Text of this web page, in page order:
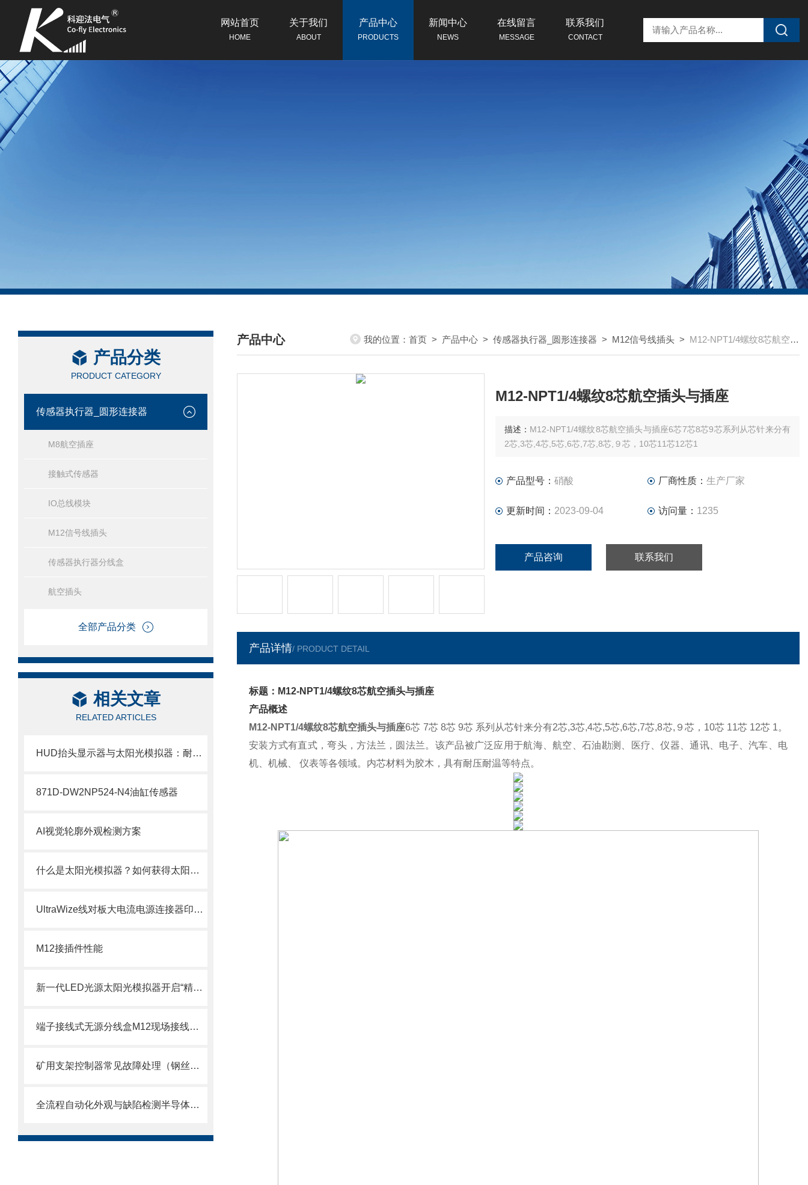
网站首页
HOME
关于我们
ABOUT
产品中心
PRODUCTS
新闻中心
NEWS
在线留言
MESSAGE
联系我们
CONTACT
产品分类
PRODUCT CATEGORY
传感器执行器_圆形连接器
M8航空插座
接触式传感器
IO总线模块
M12信号线插头
传感器执行器分线盒
航空插头
全部产品分类
相关文章
RELATED ARTICLES
HUD抬头显示器与太阳光模拟器：耐阳光倒灌性能的深度剖析
871D-DW2NP524-N4油缸传感器
AI视觉轮廓外观检测方案
什么是太阳光模拟器？如何获得太阳光的模拟光源？
UltraWize线对板大电流电源连接器印刷电路插座头
M12接插件性能
新一代LED光源太阳光模拟器开启“精准、长寿命、可定制”的光伏测试新纪元
端子接线式无源分线盒M12现场接线式接插件
矿用支架控制器常见故障处理（钢丝编织护套连接器）
全流程自动化外观与缺陷检测半导体存储器AOI 视觉检测系统
产品中心
/ PRODUCTS CENTER
我的位置：首页 > 产品中心 >传感器执行器_圆形连接器 > M12信号线插头 > M12-NPT1/4螺纹8芯航空插头与插座
M12-NPT1/4螺纹8芯航空插头与插座
描述： M12-NPT1/4螺纹8芯航空插头与插座6芯7芯8芯9芯系列从芯针来分有
2芯,3芯,4芯,5芯,6芯,7芯,8芯,９芯，10芯11芯12芯1
产品型号： 硝酸 厂商性质： 生产厂家
更新时间： 2023-09-04 访问量： 1235
产品咨询 联系我们
产品详情/ PRODUCT DETAIL
标题：M12-NPT1/4螺纹8芯航空插头与插座
产品概述
M12-NPT1/4螺纹8芯航空插头与插座6芯 7芯 8芯 9芯 系列从芯针来分有2芯,3芯,4芯,5芯,6芯,7芯,8芯,９芯，10芯 11芯 12芯 1。
安装方式有直式，弯头，方法兰，圆法兰。该产品被广泛应用于航海、航空、石油勘测、医疗、仪器、通讯、电子、汽车、电
机、机械、 仪表等各领域。内芯材料为胶木，具有耐压耐温等特点。